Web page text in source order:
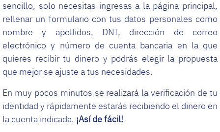
sencillo, solo necesitas ingresas a la página principal,
rellenar un formulario con tus datos personales como
nombre y apellidos, DNI, dirección de correo
electrónico y número de cuenta bancaria en la que
quieres recibir tu dinero y podrás elegir la propuesta
que mejor se ajuste a tus necesidades.
En muy pocos minutos se realizará la verificación de tu
identidad y rápidamente estarás recibiendo el dinero en
la cuenta indicada. ¡Así de fácil!